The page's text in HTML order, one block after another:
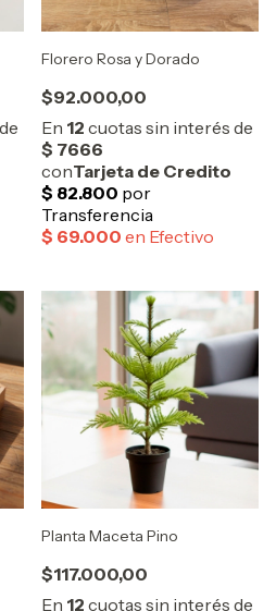
Florero Rosa y Dorado
$92.000,00
Planta Maceta Pino
$117.000,00